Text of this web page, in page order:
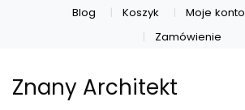
Blog Koszyk Moje konto
Zamówienie
Znany Architekt